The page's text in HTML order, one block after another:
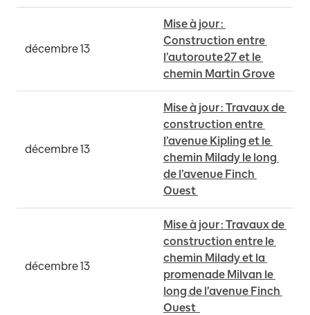
décembre 13
Mise à jour :
Construction entre
l’autoroute 27 et le
chemin Martin Grove
décembre 13
Mise à jour : Travaux de
construction entre
l’avenue Kipling et le
chemin Milady le long
de l’avenue Finch
Ouest
décembre 13
Mise à jour : Travaux de
construction entre le
chemin Milady et la
promenade Milvan le
long de l’avenue Finch
Ouest